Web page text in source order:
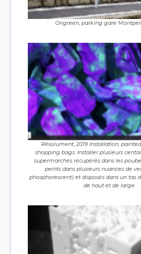
Ongreen, parking gare
Résolument, 2019 Installation,
shopping bags: Installer plusieurs
supermarchés récupérés dans les
peints dans plusieurs nuances de
phosphorescent) et disposés dans un tas
de haut et de large.